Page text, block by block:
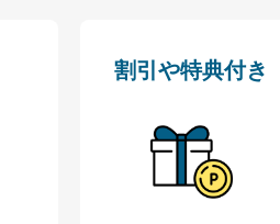
セス・利用・提供・管理
割引や特典付き